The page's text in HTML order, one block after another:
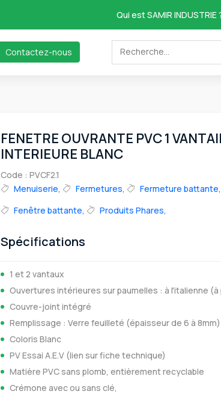
Qui est SAMIR INDUSTRIE
Contactez-nous
FENETRE OUVRANTE PVC 1
INTERIEURE BLANC
Code : PVCF2.1
Menuiserie,
Fermetures,
Fermeture battante,
Fenêtre battante,
Produits Phares,
Spécifications
1 et 2 vantaux
Ouvertures intérieures sur paumelles : à l'italienne
Couvre-joint intégré
Remplissage : Verre feuilleté (épaisseur de 6 à 8mm)
Coloris Blanc
PV Essai A.E.V (lien sur fiche technique)
Matière PVC sans plomb, entièrement recyclable
Crémone avec ou sans clé,